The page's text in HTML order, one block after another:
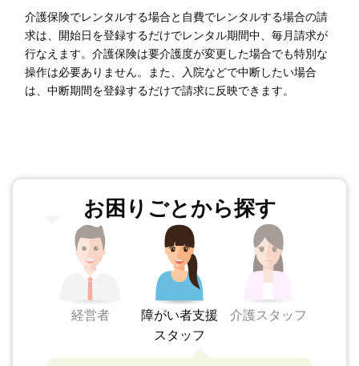
介護保険でレンタルする場合と自費でレンタルする場合の請
求は、開始日を登録するだけでレンタル期間中、毎月請求が
行なえます。介護保険は要介護度が変更した場合でも特別な
操作は必要ありません。また、入院などで中断したい場合
は、中断期間を登録するだけで請求に反映できます。
お困りごとから探す
経営者
障がい者支援
スタッフ
介護スタッフ